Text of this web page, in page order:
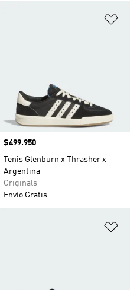
Precio
$499.950
Tenis Glenburn x Thrasher x
Argentina
Originals
Envío Gratis